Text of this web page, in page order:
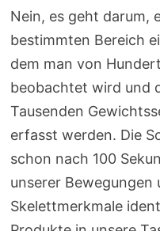
Nein, es geht darum,
bestimmten Bereich
dem man von
beobachtet wird und
Tausenden
erfasst werden. Die
schon nach 100
unserer Bewegungen
Skelettmerkmale